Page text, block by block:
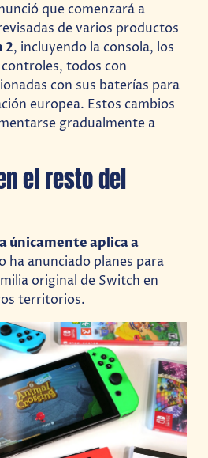
que comenzará a
de varios productos
2, incluyendo la consola, los
todos con
con sus baterías para
europea. Estos cambios
gradualmente a
el resto del
únicamente aplica a
ha anunciado planes para
original de Switch en
territorios.